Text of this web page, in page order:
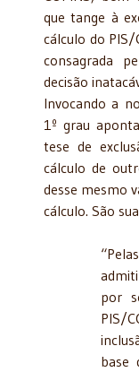
que tange à
cálculo do PIS/
consagrada
decisão
Invocando a
1º grau
tese de
cálculo de
desse mesmo
cálculo. São
por
PIS/
base